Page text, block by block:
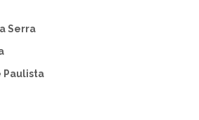
Serra
Paulista